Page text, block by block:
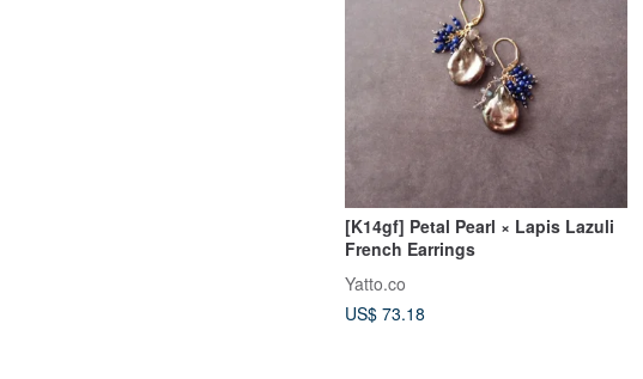
[K14gf] Petal Pearl × Lapis Lazuli
French Earrings
Yatto.co
US$ 73.18